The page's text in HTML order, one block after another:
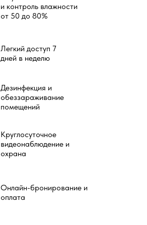
Легкий доступ 7
дней в неделю
и контроль влажности
от 50 до 80%
Дезинфекция и
обеззараживание
помещений
Круглосуточное
видеонаблюдение и
охрана
Онлайн-бронирование и
оплата